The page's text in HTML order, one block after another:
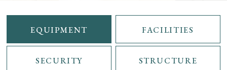
EQUIPMENT FACILITIES
SECURITY STRUCTURE